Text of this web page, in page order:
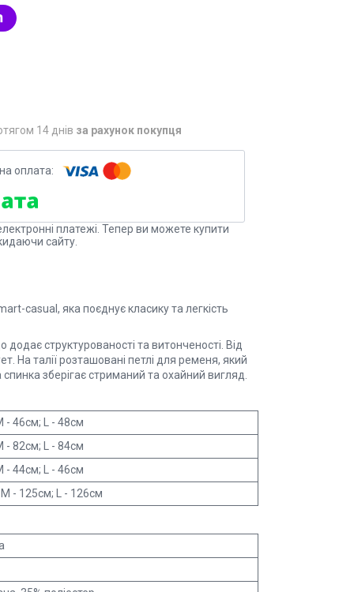
14 днів за рахунок покупця
платежі. Тепер ви можете купити
сайту.
casual, яка поєднує класику та легкість
структурованості та витонченості. Від
На талії розташовані петлі для ременя, який
зберігає стриманий та охайний вигляд.
- 46см; L - 48см
- 82см; L - 84см
- 44см; L - 46см
- 125см; L - 126см